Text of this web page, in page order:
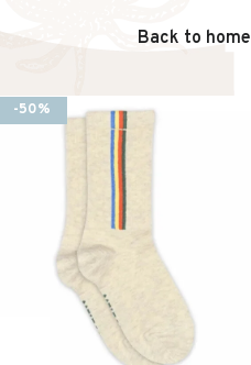
Back to home
-50%